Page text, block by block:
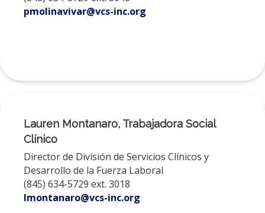
pmolinavivar@vcs-inc.org
Lauren Montanaro, Trabajadora Social
Clínico
Director de División de Servicios Clínicos y
Desarrollo de la Fuerza Laboral
(845) 634-5729 ext. 3018
lmontanaro@vcs-inc.org